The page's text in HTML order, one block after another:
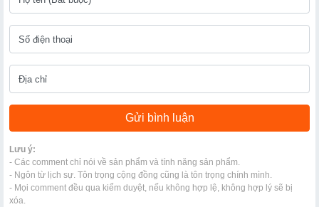
Lưu ý:
- Các comment chỉ nói về sản phẩm và tính năng sản phẩm.
- Ngôn từ lịch sự. Tôn trọng cộng đồng cũng là tôn trọng chính mình.
- Mọi comment đều qua kiểm duyệt, nếu không hợp lệ, không hợp lý sẽ bị
xóa.